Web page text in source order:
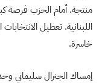
منتجة. أمام الحزب فرصة
اللبنانية. تعطيل
خاسرة.
إمساك الجنرال سليماني